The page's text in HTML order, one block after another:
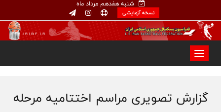
شنبه هفدهم مرداد ماه
نسخه آزمایشی
گزارش تصویری مراسم اختتامیه مرحله